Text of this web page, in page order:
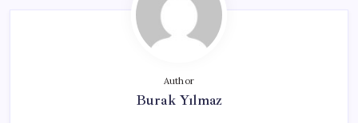
Author
Burak Yılmaz